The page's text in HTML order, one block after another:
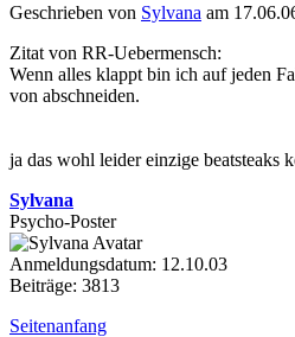
Geschrieben von Sylvana am
Zitat von RR-Uebermensch:
Wenn alles klappt bin ich auf jeden
von abschneiden.
ja das wohl leider einzige beatsteaks
Sylvana
Psycho-Poster
Anmeldungsdatum: 12.10.03
Beiträge: 3813
Seitenanfang